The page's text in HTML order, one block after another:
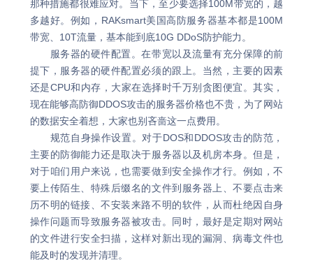
那种措施都很难应对。当下，至少要选择100M带宽的，越
多越好。例如，RAKsmart美国高防服务器基本都是100M
带宽、10T流量，基本能到底10G DDoS防护能力。
服务器的硬件配置。在带宽以及流量有充分保障的前
提下，服务器的硬件配置必须的跟上。当然，主要的因素
还是CPU和内存，大家在选择时千万别贪图便宜。其实，
现在能够高防御DDOS攻击的服务器价格也不贵，为了网站
的数据安全着想，大家也别吝啬这一点费用。
规范自身操作设置。对于DOS和DDOS攻击的防范，
主要的防御能力还是取决于服务器以及机房本身。但是，
对于咱们用户来说，也需要做到安全操作才行。例如，不
要上传陌生、特殊后缀名的文件到服务器上、不要点击来
历不明的链接、不安装来路不明的软件，从而杜绝因自身
操作问题而导致服务器被攻击。同时，最好是定期对网站
的文件进行安全扫描，这样对新出现的漏洞、病毒文件也
能及时的发现并清理。